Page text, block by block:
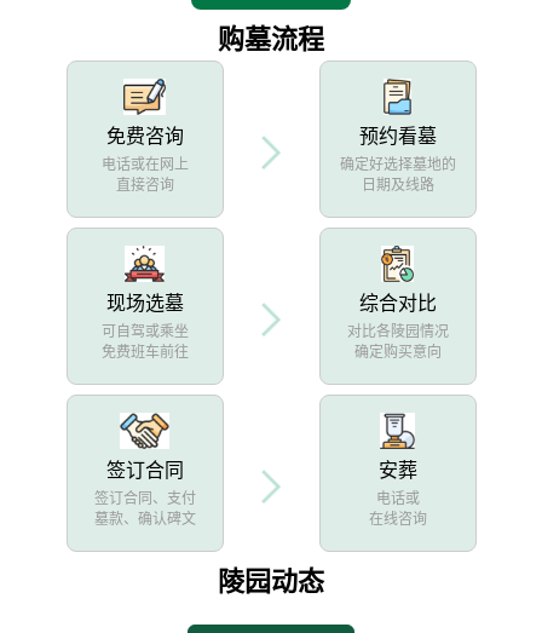
购墓流程
免费咨询
电话或在网上
直接咨询
预约看墓
确定好选择墓地的
日期及线路
现场选墓
可自驾或乘坐
免费班车前往
综合对比
对比各陵园情况
确定购买意向
签订合同
签订合同、支付
墓款、确认碑文
安葬
电话或
在线咨询
陵园动态